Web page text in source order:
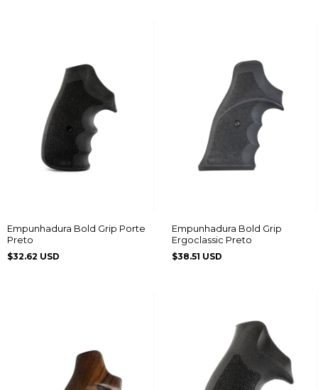
Empunhadura Bold Grip Porte
Preto
$32.62 USD
Empunhadura Bold Grip
Ergoclassic Preto
$38.51 USD